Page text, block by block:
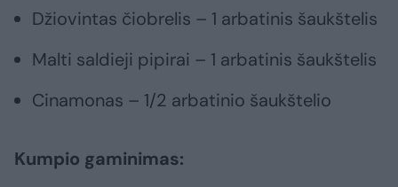
Džiovintas čiobrelis – 1 arbatinis šaukštelis
Malti saldieji pipirai – 1 arbatinis šaukštelis
Cinamonas – 1/2 arbatinio šaukštelio
Kumpio gaminimas: